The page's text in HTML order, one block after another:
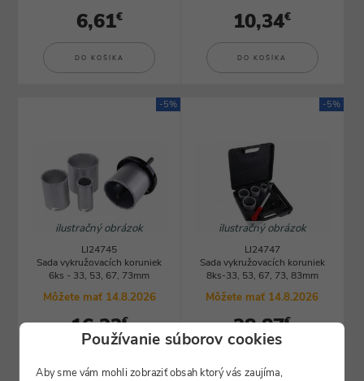
Používanie súborov cookies
Aby sme vám mohli zobraziť obsah ktorý vás zaujíma,
6,61€
DO KOŠÍKA
10,34€
DO KOŠÍKA
-5%
ilustračný obrázok
LI24745
Sada vykružovacích koruniek
6ks - 33, 53, 67, 73mm
Môžete mať 14.8.2026
16,23€
-5%
ilustračný obrázok
LI24747
Sada vykružovacích koruniek
8ks-33, 53, 67, 73, 83mm
Môžete mať 14.8.2026
28,87€